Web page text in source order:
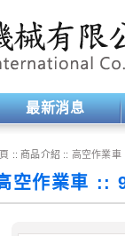
最新消息
:: 商品介紹 :: 高空作業車
空作業車 ::